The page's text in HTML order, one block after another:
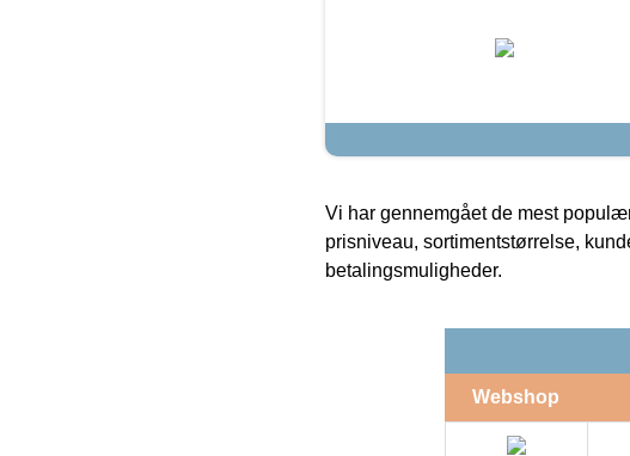
Vi har gennemgået de mest
prisniveau, sortimentstørrelse,
betalingsmuligheder.
Webshop